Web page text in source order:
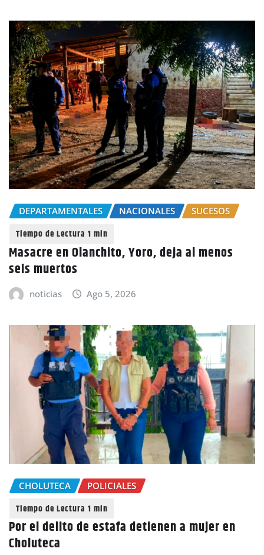
DEPARTAMENTALES NACIONALES SUCESOS
Masacre en Olanchito, Yoro, deja al menos
seis muertos
noticias Ago 5, 2026
CHOLUTECA POLICIALES
Por el delito de estafa detienen a mujer en
Choluteca